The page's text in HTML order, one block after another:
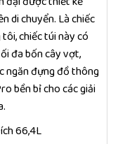
di chuyển. Là chiếc
chiếc túi này có
đa bốn cây vợt,
ngăn đựng đồ thông
bền bỉ cho các giải
66,4L